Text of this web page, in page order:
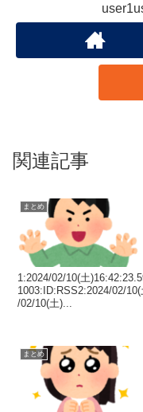
関連記事
まとめ
1:2024/02/10(土
1003:ID:RSS2:2024/02/
/02/10(土)...
まとめ